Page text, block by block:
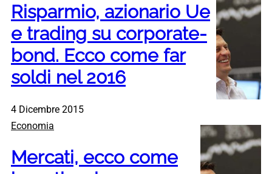
Risparmio, azionario Ue
e trading su corporate-
bond. Ecco come far
soldi nel 2016
4 Dicembre 2015
Economia
Mercati, ecco come